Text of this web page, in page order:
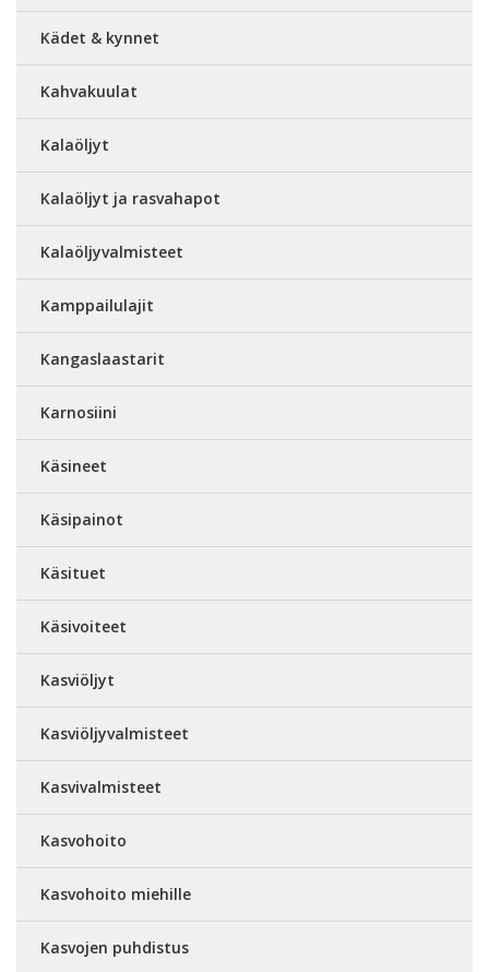
Kädet & kynnet
Kahvakuulat
Kalaöljyt
Kalaöljyt ja rasvahapot
Kalaöljyvalmisteet
Kamppailulajit
Kangaslaastarit
Karnosiini
Käsineet
Käsipainot
Käsituet
Käsivoiteet
Kasviöljyt
Kasviöljyvalmisteet
Kasvivalmisteet
Kasvohoito
Kasvohoito miehille
Kasvojen puhdistus